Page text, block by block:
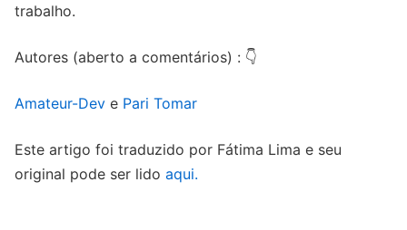
trabalho.
Autores (aberto a comentários) : 👇
Amateur-Dev e Pari Tomar
Este artigo foi traduzido por Fátima Lima e seu
original pode ser lido aqui.